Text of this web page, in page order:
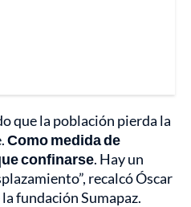
que la población pierda la
Como medida de
confinarse. Hay un
recalcó Óscar
fundación Sumapaz.